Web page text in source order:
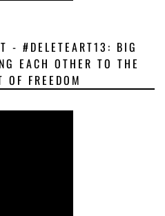
- #DELETEART13: BIG
EACH OTHER TO THE
OF FREEDOM